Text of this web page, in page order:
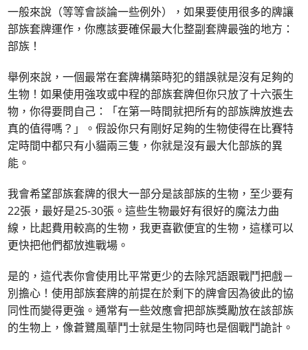
一般來說（等等會談論一些例外），如果要使用很多的牌讓
部族套牌運作，你應該要確保最大化整副套牌最強的地方：
部族！
舉例來說，一個最常在套牌構築時犯的錯誤就是沒有足夠的
生物！如果使用強攻或中程的部族套牌但你只放了十六張生
物，你得要問自己：「在第一時間就把所有的部族牌放進去
真的值得嗎？」。假設你只有剛好足夠的生物使得在比賽特
定時間中都只有小貓兩三隻，你就是沒有最大化部族的異
能。
我會希望部族套牌的很大一部分是該部族的生物，至少要有
22張，最好是25-30張。這些生物最好有很好的魔法力曲
線，比起費用較高的生物，我更喜歡便宜的生物，這樣可以
更快把他們都放進戰場。
是的，這代表你會使用比平常更少的去除咒語跟戰鬥把戲－
別擔心！使用部族套牌的前提在於剩下的牌會因為彼此的協
同性而變得更強。通常有一些效應會把部族獎勵放在該部族
的生物上，像蒼鷺風華鬥士就是生物同時也是個戰鬥詭計。